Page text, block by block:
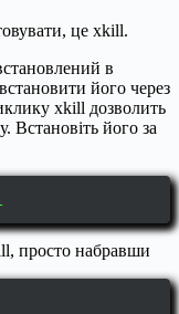
це xkill.
в
його через
xkill дозволить
Встановіть його за
просто набравши